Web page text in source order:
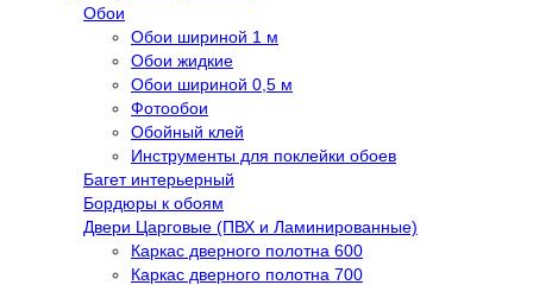
Обои
Обои шириной 1 м
Обои жидкие
Обои шириной 0,5 м
Фотообои
Обойный клей
Инструменты для поклейки обоев
Багет интерьерный
Бордюры к обоям
Двери Царговые (ПВХ и Ламинированные)
Каркас дверного полотна 600
Каркас дверного полотна 700